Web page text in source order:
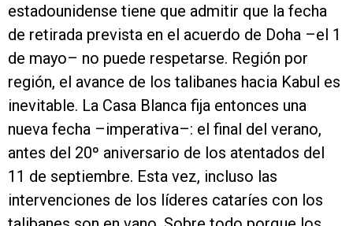
estadounidense tiene que admitir que la fecha
de retirada prevista en el acuerdo de Doha –el 1
de mayo– no puede respetarse. Región por
región, el avance de los talibanes hacia Kabul es
inevitable. La Casa Blanca fija entonces una
nueva fecha –imperativa–: el final del verano,
antes del 20º aniversario de los atentados del
11 de septiembre. Esta vez, incluso las
intervenciones de los líderes cataríes con los